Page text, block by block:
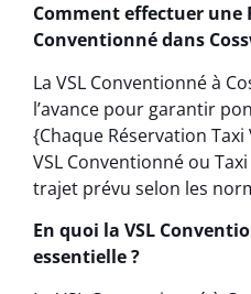
Comment effectuer une
Conventionné dans
La VSL Conventionné à
l’avance pour garantir
{Chaque Réservation Taxi
VSL Conventionné ou
trajet prévu selon les
En quoi la VSL
essentielle ?